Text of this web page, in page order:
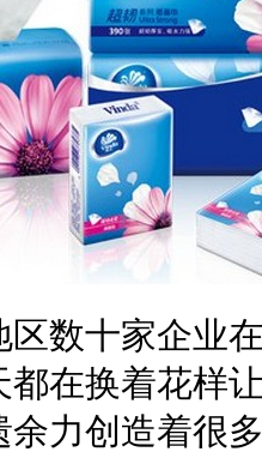
数十家企业
在换着花样
力创造着很